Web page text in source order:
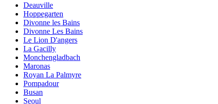
Deauville
Hoppegarten
Divonne les Bains
Divonne Les Bains
Le Lion D'angers
La Gacilly
Monchengladbach
Maronas
Royan La Palmyre
Pompadour
Busan
Seoul